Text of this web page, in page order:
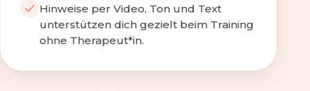
Hinweise per Video, Ton und Text
unterstützen dich gezielt beim Training
ohne Therapeut*in.